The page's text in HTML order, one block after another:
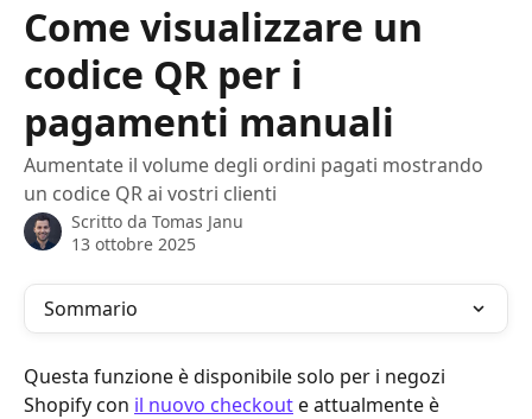
Come visualizzare un
codice QR per i
pagamenti manuali
Aumentate il volume degli ordini pagati mostrando
un codice QR ai vostri clienti
Scritto da Tomas Janu
13 ottobre 2025
Sommario
Questa funzione è disponibile solo per i negozi
Shopify con il nuovo checkout e attualmente è